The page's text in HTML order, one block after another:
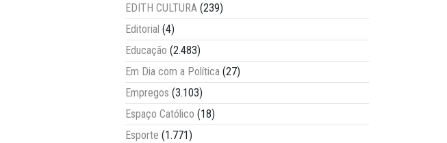
EDITH CULTURA (239)
Editorial (4)
Educação (2.483)
Em Dia com a Política (27)
Empregos (3.103)
Espaço Católico (18)
Esporte (1.771)